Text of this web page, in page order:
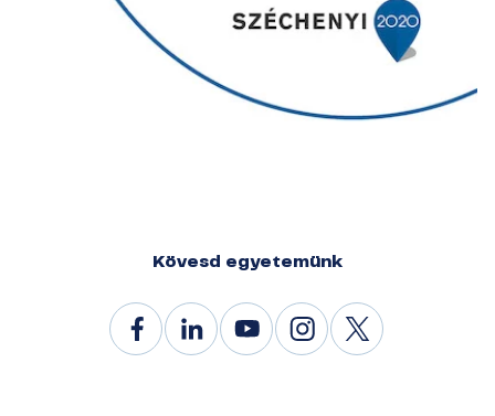
Kövesd egyetemünk